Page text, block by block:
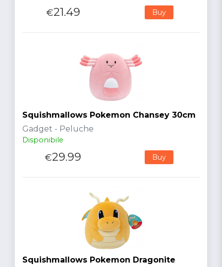
€21.49 Buy
Squishmallows Pokemon Chansey 30cm
Gadget - Peluche
Disponibile
€29.99 Buy
Squishmallows Pokemon Dragonite